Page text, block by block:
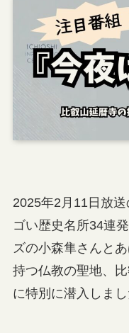
2025年2月11日放
ゴい歴史名所34連
ズの小森隼さんと
持つ仏教の聖地、
に特別に潜入しまし